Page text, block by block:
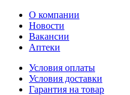
О компании
Новости
Вакансии
Аптеки
Условия оплаты
Условия доставки
Гарантия на товар